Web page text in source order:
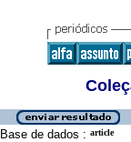
Base de dados : article